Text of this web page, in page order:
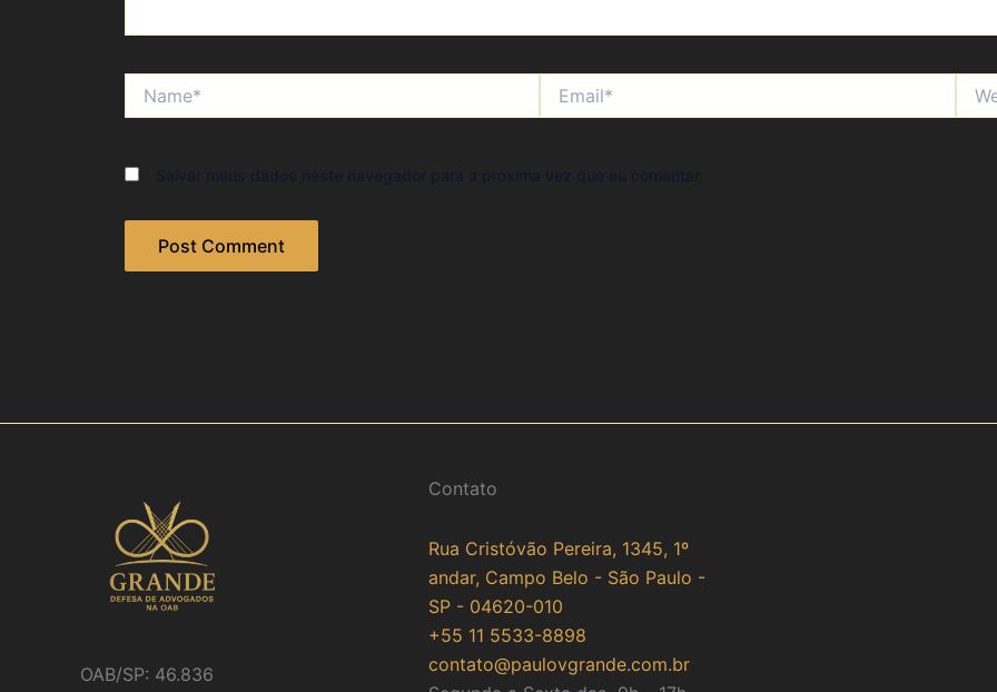
OAB/SP: 46.836
Contato
Rua Cristóvão Pereira, 1345, 1º
andar, Campo Belo - São Paulo -
SP - 04620-010
+55 11 5533-8898
contato@paulovgrande.com.br